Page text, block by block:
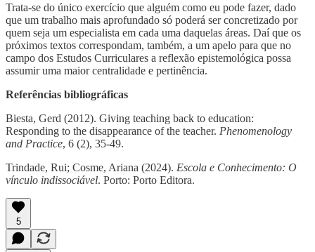
Trata-se do único exercício que alguém como eu pode fazer, dado
que um trabalho mais aprofundado só poderá ser concretizado por
quem seja um especialista em cada uma daquelas áreas. Daí que os
próximos textos correspondam, também, a um apelo para que no
campo dos Estudos Curriculares a reflexão epistemológica possa
assumir uma maior centralidade e pertinência.
Referências bibliográficas
Biesta, Gerd (2012). Giving teaching back to education:
Responding to the disappearance of the teacher. Phenomenology
and Practice, 6 (2), 35-49.
Trindade, Rui; Cosme, Ariana (2024). Escola e Conhecimento: O
vínculo indissociável. Porto: Porto Editora.
5